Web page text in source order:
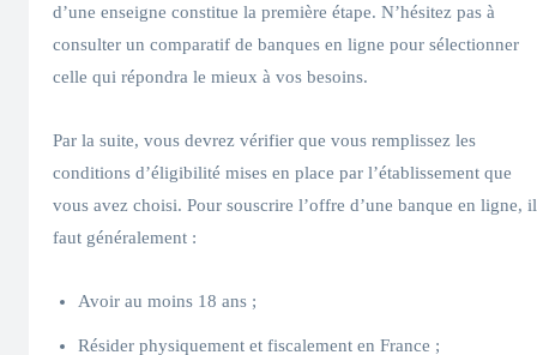
d’une enseigne constitue la première étape. N’hésitez pas à
consulter un comparatif de banques en ligne pour sélectionner
celle qui répondra le mieux à vos besoins.
Par la suite, vous devrez vérifier que vous remplissez les
conditions d’éligibilité mises en place par l’établissement que
vous avez choisi. Pour souscrire l’offre d’une banque en ligne, il
faut généralement :
Avoir au moins 18 ans ;
Résider physiquement et fiscalement en France ;